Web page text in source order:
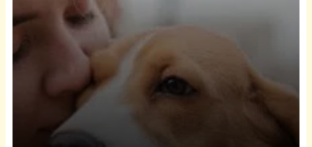
17 janvier 2025